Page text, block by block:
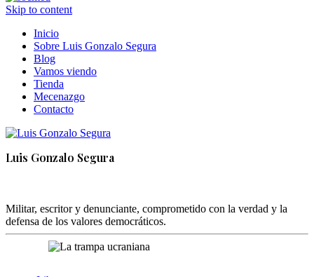
Skip to content
Inicio
Sobre Luis Gonzalo Segura
Blog
Vamos viendo
Tienda
Mecenazgo
Contacto
Luis Gonzalo Segura
Militar, escritor y denunciante, comprometido con la verdad y la
defensa de los valores democráticos.